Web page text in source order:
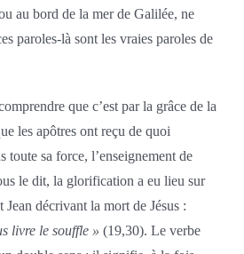
au bord de la mer de Galilée, ne
paroles-là sont les vraies paroles de
que c’est par la grâce de la
les apôtres ont reçu de quoi
toute sa force, l’enseignement de
le dit, la glorification a eu lieu sur
décrivant la mort de Jésus :
livre le souffle » (19,30). Le verbe